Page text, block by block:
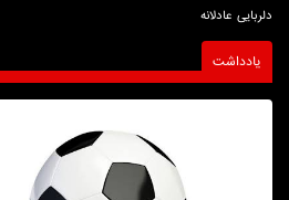
دلربایی عادلانه
یادداشت